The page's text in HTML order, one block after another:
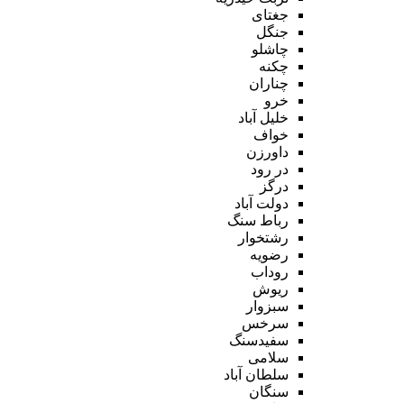
جغتای
جنگل
چاشلو
چکنه
چناران
خرو
خلیل آباد
خواف
داورزن
در رود
درگز
دولت آباد
رباط سنگ
رشتخوار
رضویه
روداب
ریوش
سبزوار
سرخس
سفیدسنگ
سلامی
سلطان آباد
سنگان